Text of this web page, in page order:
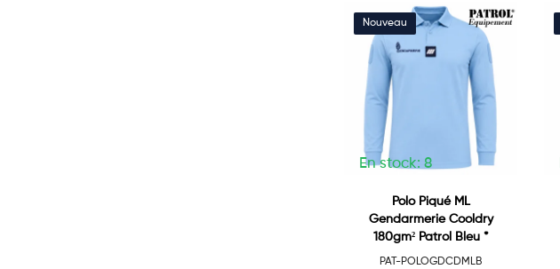
En stock: 8
Polo Piqué ML
Gendarmerie Cooldry
180gm² Patrol Bleu *
PAT-POLOGDCDMLB